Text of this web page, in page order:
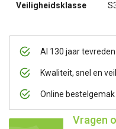
Al 130 jaar
Kwaliteit, snel en
Online bestelgemak
Vragen
Veiligheidsklasse